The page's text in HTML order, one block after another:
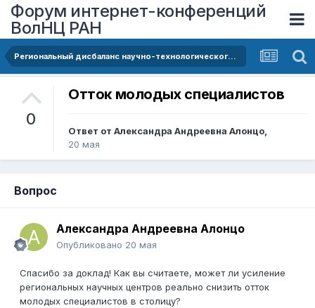
Форум интернет-конференций
ВолНЦ РАН
Региональный дисбаланс научно-технологического развития России: институциональный и кадровый аспекты
0
Отток молодых специалистов
Ответ от Александра Андреевна Алонцо,
20 мая
Вопрос
Александра Андреевна Алонцо
Опубликовано 20 мая
Спасибо за доклад! Как вы считаете, может ли усиление
региональных научных центров реально снизить отток
молодых специалистов в столицу?